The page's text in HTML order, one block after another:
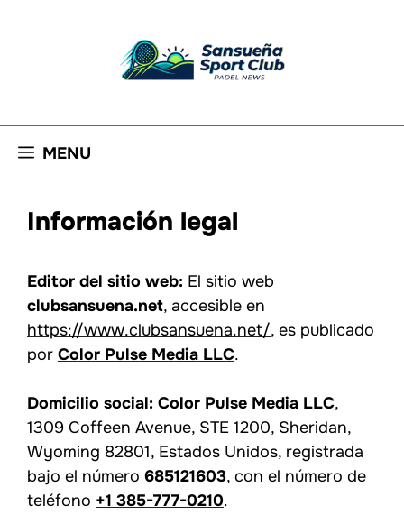
MENU
Información legal
Editor del sitio web: El sitio web
clubsansuena.net, accesible en
https://www.clubsansuena.net/, es publicado
por Color Pulse Media LLC.
Domicilio social: Color Pulse Media LLC,
1309 Coffeen Avenue, STE 1200, Sheridan,
Wyoming 82801, Estados Unidos, registrada
bajo el número 685121603, con el número de
teléfono +1 385-777-0210.